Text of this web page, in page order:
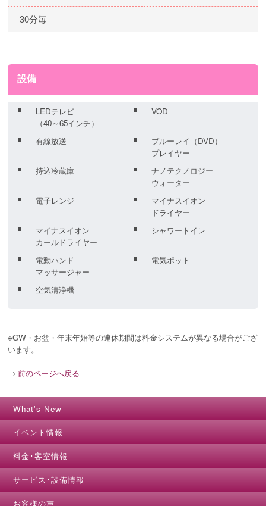
30分毎
設備
LEDテレビ
（40～65インチ）
VOD
有線放送
ブルーレイ（DVD）
プレイヤー
持込冷蔵庫
ナノテクノロジー
ウォーター
電子レンジ
マイナスイオン
ドライヤー
マイナスイオン
カールドライヤー
シャワートイレ
電動ハンド
マッサージャー
電気ポット
空気清浄機
※GW・お盆・年末年始等の連休期間は料金システムが異なる場合がござ
います。
→ 前のページへ戻る
What's New
イベント情報
料金･客室情報
サービス･設備情報
お客様の声